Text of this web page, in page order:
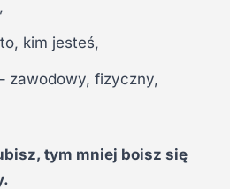
kim jesteś,
zawodowy, fizyczny,
tym mniej boisz się